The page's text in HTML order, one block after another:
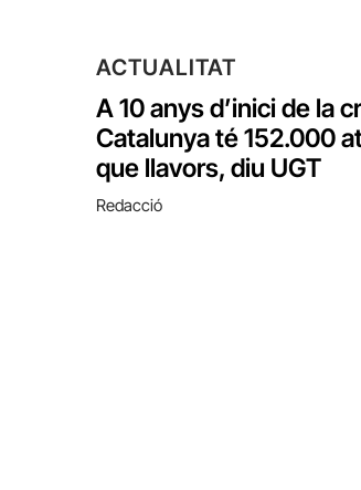
ACTUALITAT
A 10 anys d’inici de la
Catalunya té 152.000
que llavors, diu UGT
Redacció